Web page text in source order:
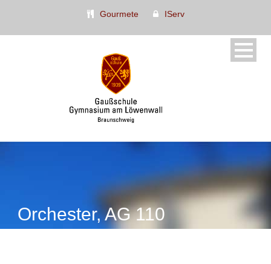
Gourmete IServ
Orchester, AG 110